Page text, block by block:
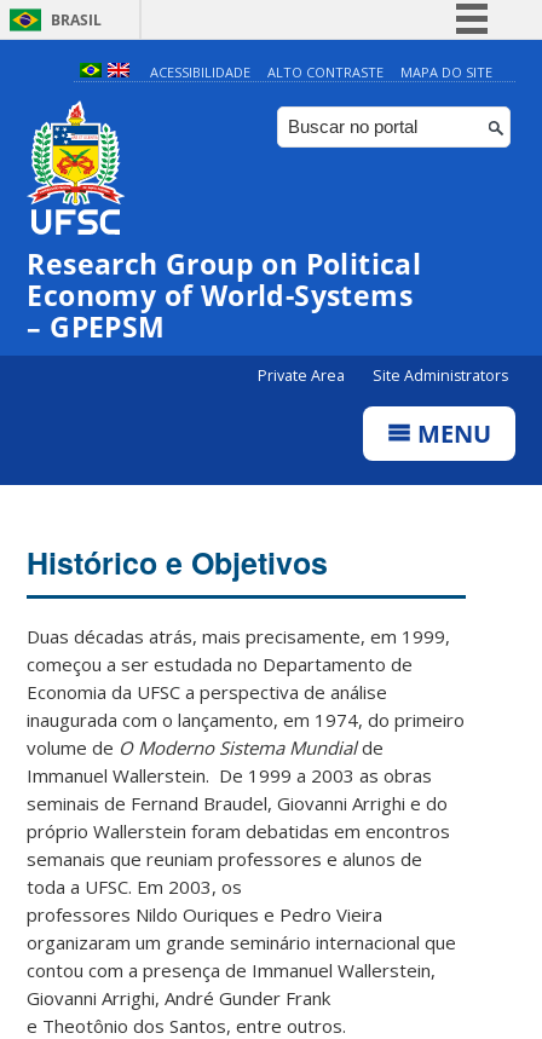
BRASIL
Simplifique!
Comunica BR
Participe
Canais
ACESSIBILIDADE ALTO CONTRASTE MAPA DO SITE
Research Group on Political
Economy of World-Systems
– GPEPSM
Private Area Site Administrators
MENU
Histórico e Objetivos
Duas décadas atrás, mais precisamente, em 1999,
começou a ser estudada no Departamento de
Economia da UFSC a perspectiva de análise
inaugurada com o lançamento, em 1974, do primeiro
volume de O Moderno Sistema Mundialde
ImmanuelWallerstein. De 1999 a 2003 as obras
seminais de Fernand Braudel, GiovanniArrighi e do
próprioWallerstein foram debatidas em encontros
semanais que reuniam professores e alunos de
toda a UFSC. Em 2003, os
professores Nildo Ouriques e Pedro Vieira
organizaram um grande seminário internacional que
contou com a presença de ImmanuelWallerstein,
GiovanniArrighi, AndréGunder Frank
e Theotônio dos Santos, entre outros.